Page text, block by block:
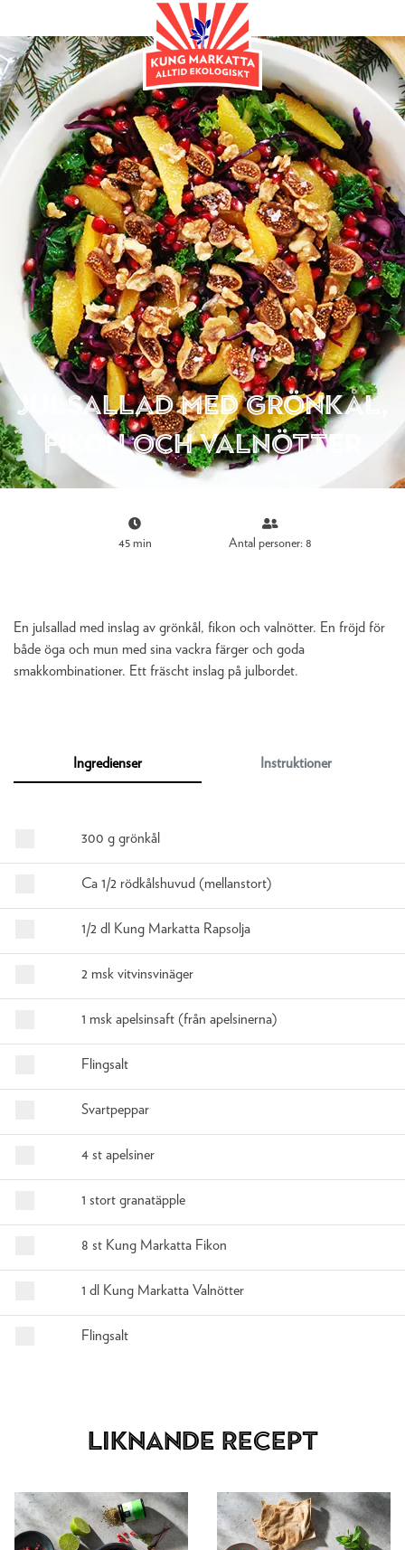
Julsallad med grönkål,
fikon och valnötter
Tillbehör
45 min Antal personer: 8
En julsallad med inslag av grönkål, fikon och valnötter. En fröjd för
både öga och mun med sina vackra färger och goda
smakkombinationer. Ett fräscht inslag på julbordet.
Ingredienser Instruktioner
300 g grönkål
Ca 1/2 rödkålshuvud (mellanstort)
1/2 dl Kung Markatta Rapsolja
2 msk vitvinsvinäger
1 msk apelsinsaft (från apelsinerna)
Flingsalt
Svartpeppar
4 st apelsiner
1 stort granatäpple
8 st Kung Markatta Fikon
1 dl Kung Markatta Valnötter
Flingsalt
Liknande recept